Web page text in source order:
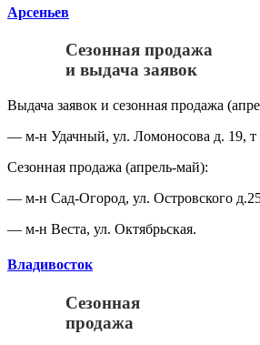
Арсеньев
Сезонная продажа
и выдача заявок
Выдача заявок и сезонная продажа
— м-н Удачный, ул. Ломоносова д. 19, т
Сезонная продажа (апрель-май):
— м-н Сад-Огород, ул. Островского
— м-н Веста, ул. Октябрьская.
Владивосток
Сезонная
продажа